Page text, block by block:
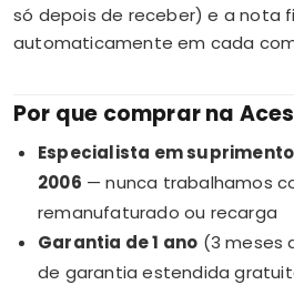
só depois de receber) e a nota
automaticamente em cada
Por que comprar na
Especialista em
2006 — nunca trabalhamos
remanufaturado ou recarga
Garantia de 1 ano (3 meses
de garantia estendida